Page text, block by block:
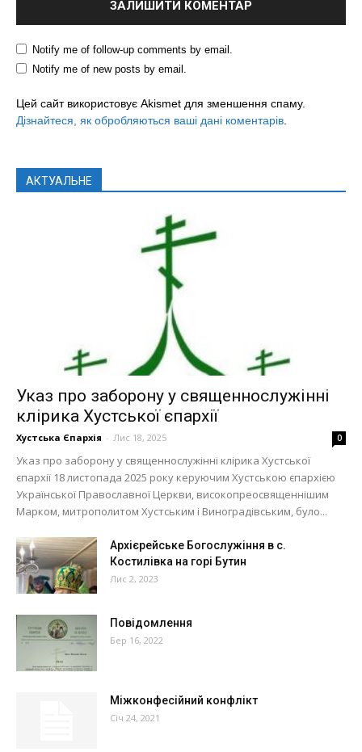
Notify me of follow-up comments by email.
Notify me of new posts by email.
Цей сайт використовує Akismet для зменшення спаму.
Дізнайтеся, як обробляються ваші дані коментарів
АКТУАЛЬНЕ
Указ про заборону у священнослужінні
клірика Хустської єпархії
Хустська Єпархія - Лис 18, 2025 0
Указ про заборону у священнослужінні клірика Хустської
єпархії 18 листопада 2025 року керуючим Хустською єпархією
Української Православної Церкви, високопреосвященнішим
Марком, митрополитом Хустським і Виноградівським, було...
Архієрейське Богослужіння в с.
Костилівка на горі Бутин
Лис 2, 2023
Повідомлення
Бер 16, 2022
Міжконфесійний конфлікт
Січ 24, 2021